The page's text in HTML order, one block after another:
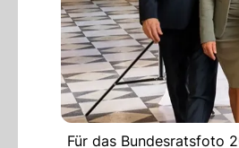
Für das Bundesratsfoto